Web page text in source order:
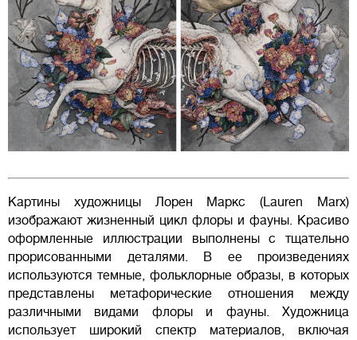
Картины художницы Лорен Маркс (Lauren Marx)
изображают жизненный цикл флоры и фауны. Красиво
оформленные иллюстрации выполнены с тщательно
прорисованными деталями. В ее произведениях
используются темные, фольклорные образы, в которых
представлены метафорические отношения между
различными видами флоры и фауны. Художница
использует широкий спектр материалов, включая